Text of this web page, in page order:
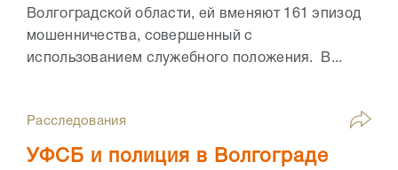
Волгоградской области, ей вменяют 161 эпизод
мошенничества, совершенный с
использованием служебного положения. В...
Расследования
УФСБ и полиция в Волгограде